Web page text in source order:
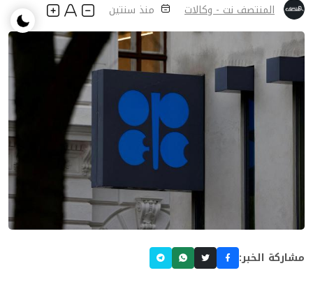
المنتصف نت - وكالات منذ سنتين
مشاركة الخبر: